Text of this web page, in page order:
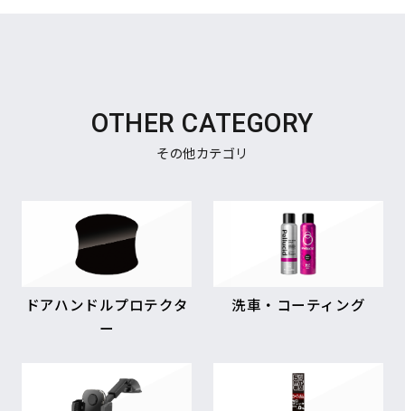
OTHER CATEGORY
その他カテゴリ
ドアハンドルプロテクタ
ー
洗車・コーティング